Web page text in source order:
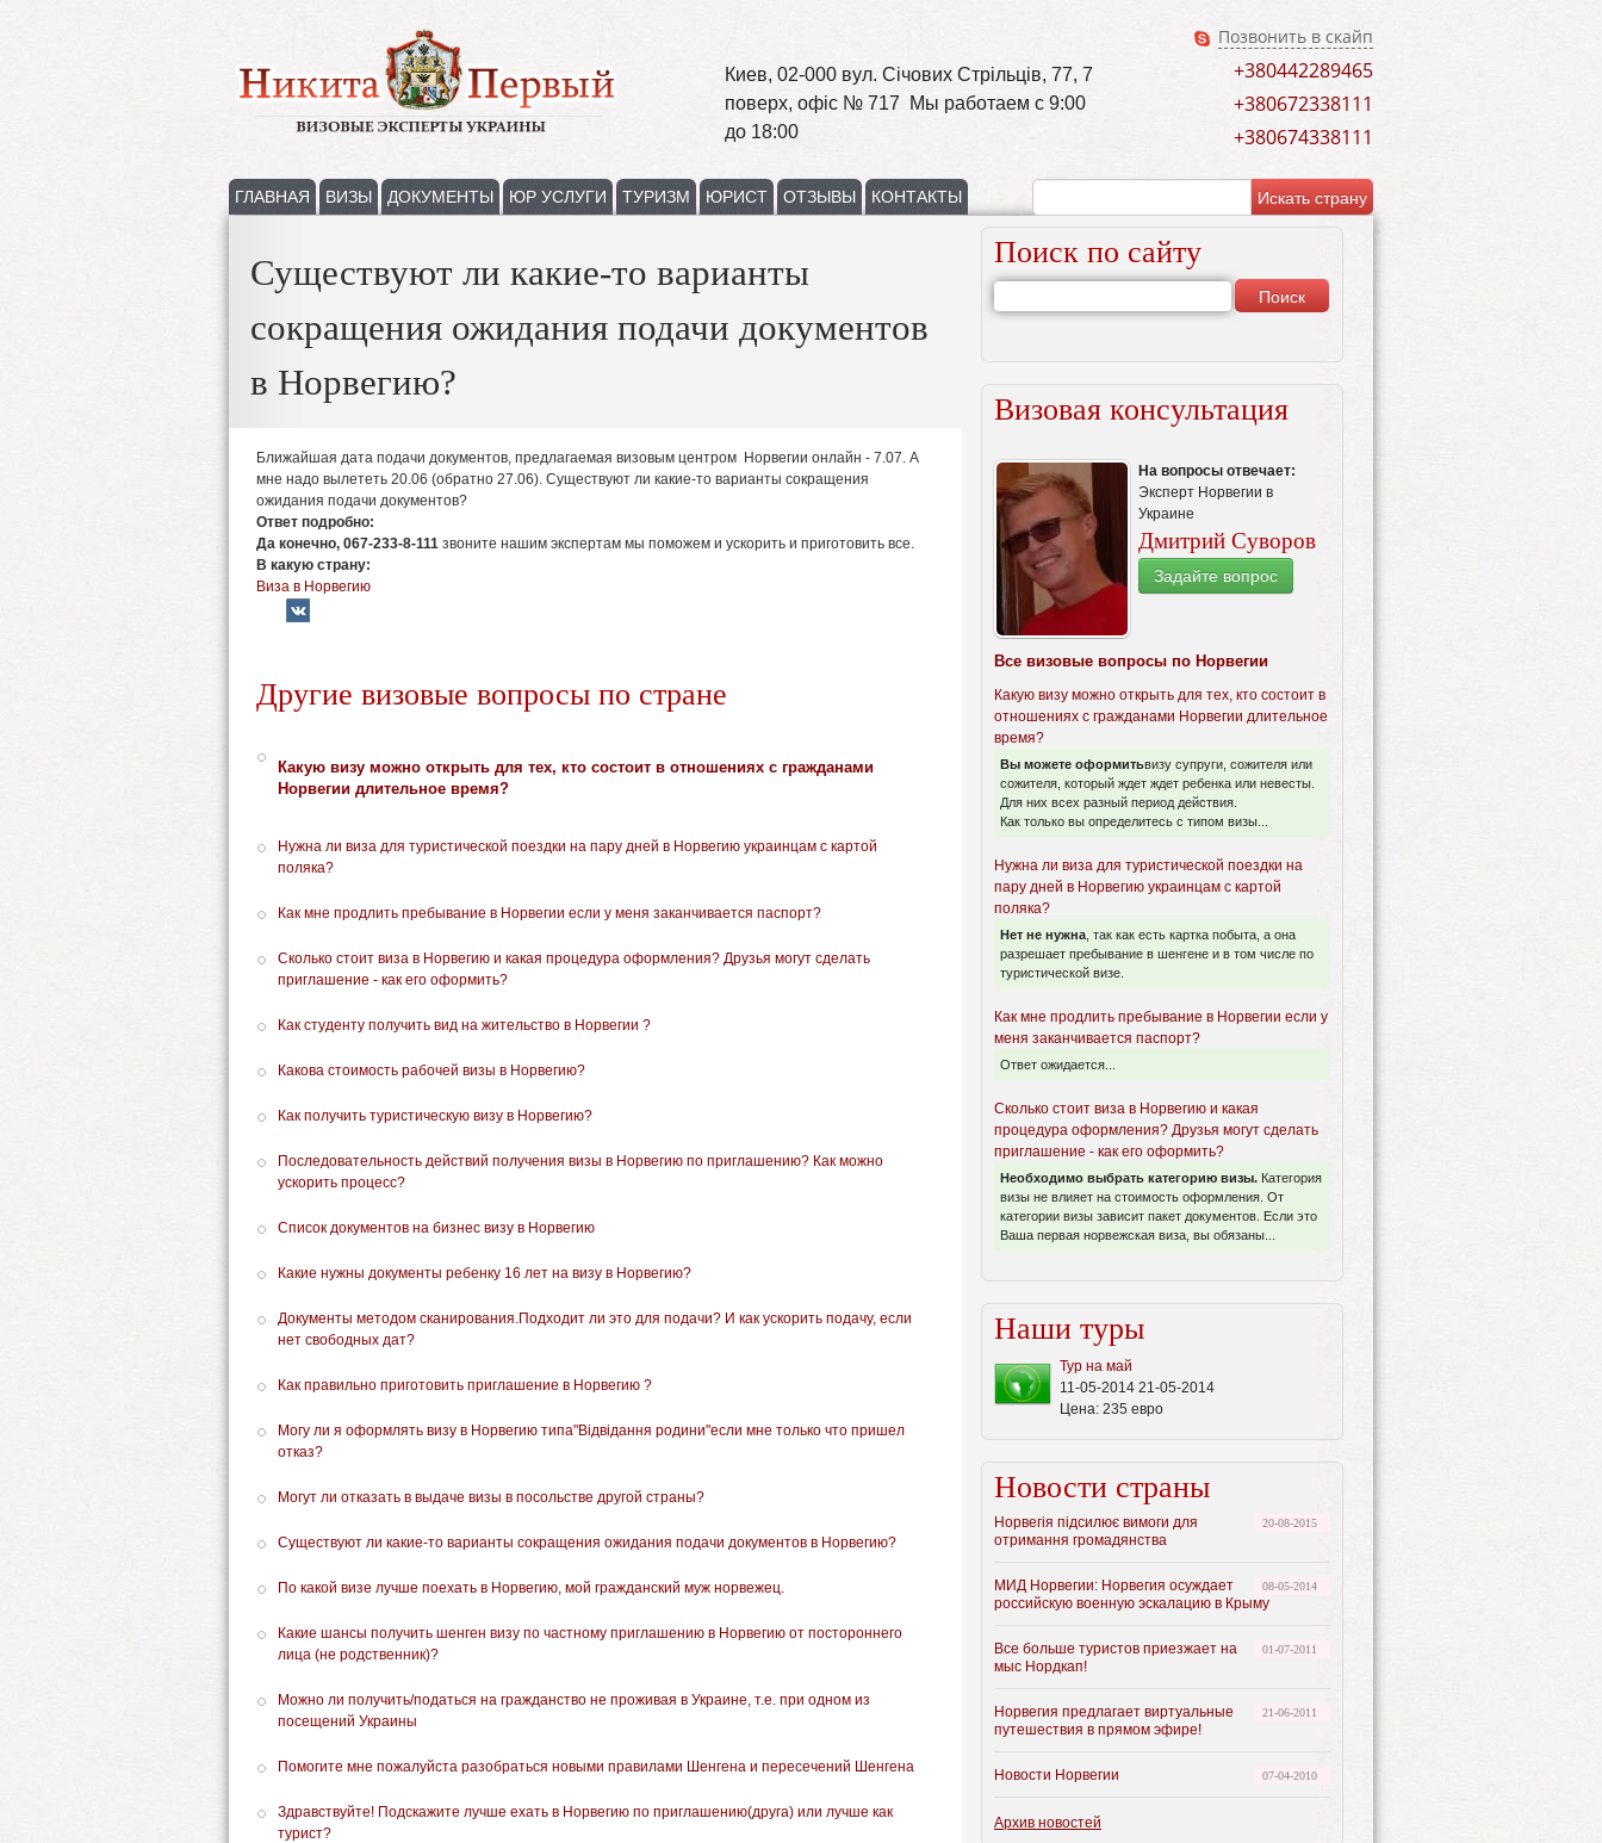
Киев, 02-000 вул. Січових Стрільців, 77, 7
поверх, офіс № 717 Мы работаем с 9:00
до 18:00
Позвонить в скайп
+380442289465
+380672338111
+380674338111
ГЛАВНАЯ ВИЗЫ ДОКУМЕНТЫ ЮР УСЛУГИ ТУРИЗМ ЮРИСТ ОТЗЫВЫ КОНТАКТЫ
Существуют ли какие-то варианты
сокращения ожидания подачи документов
в Норвегию?
Ближайшая дата подачи документов, предлагаемая визовым центром Норвегии онлайн - 7.07. А
мне надо вылететь 20.06 (обратно 27.06). Существуют ли какие-то варианты сокращения
ожидания подачи документов?
Ответ подробно:
Да конечно, 067-233-8-111 звоните нашим экспертам мы поможем и ускорить и приготовить все.
В какую страну:
Виза в Норвегию
Другие визовые вопросы по стране
Какую визу можно открыть для тех, кто состоит в отношениях с гражданами
Норвегии длительное время?
Нужна ли виза для туристической поездки на пару дней в Норвегию украинцам с картой
поляка?
Как мне продлить пребывание в Норвегии если у меня заканчивается паспорт?
Сколько стоит виза в Норвегию и какая процедура оформления? Друзья могут сделать
приглашение - как его оформить?
Как студенту получить вид на жительство в Норвегии ?
Какова стоимость рабочей визы в Норвегию?
Как получить туристическую визу в Норвегию?
Последовательность действий получения визы в Норвегию по приглашению? Как можно
ускорить процесс?
Список документов на бизнес визу в Норвегию
Какие нужны документы ребенку 16 лет на визу в Норвегию?
Документы методом сканирования.Подходит ли это для подачи? И как ускорить подачу, если
нет свободных дат?
Как правильно приготовить приглашение в Норвегию ?
Могу ли я оформлять визу в Норвегию типа"Відвідання родини"если мне только что пришел
отказ?
Могут ли отказать в выдаче визы в посольстве другой страны?
Существуют ли какие-то варианты сокращения ожидания подачи документов в Норвегию?
По какой визе лучше поехать в Норвегию, мой гражданский муж норвежец.
Какие шансы получить шенген визу по частному приглашению в Норвегию от постороннего
лица (не родственник)?
Можно ли получить/податься на гражданство не проживая в Украине, т.е. при одном из
посещений Украины
Помогите мне пожалуйста разобраться новыми правилами Шенгена и пересечений Шенгена
Здравствуйте! Подскажите лучше ехать в Норвегию по приглашению(друга) или лучше как
турист?
Поиск по сайту
Визовая консультация
На вопросы отвечает:
Эксперт Норвегии в
Украине
Дмитрий Суворов
Задайте вопрос
Все визовые вопросы по Норвегии
Какую визу можно открыть для тех, кто состоит в
отношениях с гражданами Норвегии длительное
время?
Вы можете оформитьвизу супруги, сожителя или
сожителя, который ждет ждет ребенка или невесты.
Для них всех разный период действия.
Как только вы определитесь с типом визы...
Нужна ли виза для туристической поездки на
пару дней в Норвегию украинцам с картой
поляка?
Нет не нужна , так как есть картка побыта, а она
разрешает пребывание в шенгене и в том числе по
туристической визе.
Как мне продлить пребывание в Норвегии если у
меня заканчивается паспорт?
Ответ ожидается...
Сколько стоит виза в Норвегию и какая
процедура оформления? Друзья могут сделать
приглашение - как его оформить?
Необходимо выбрать категорию визы. Категория
визы не влияет на стоимость оформления. От
категории визы зависит пакет документов. Если это
Ваша первая норвежская виза, вы обязаны...
Наши туры
Тур на май
11-05-2014 21-05-2014
Цена: 235 евро
Новости страны
20-08-2015
Норвегія підсилює вимоги для
отримання громадянства
08-05-2014
МИД Норвегии: Норвегия осуждает
российскую военную эскалацию в Крыму
01-07-2011
Все больше туристов приезжает на
мыс Нордкап!
21-06-2011
Норвегия предлагает виртуальные
путешествия в прямом эфире!
07-04-2010
Новости Норвегии
Архив новостей